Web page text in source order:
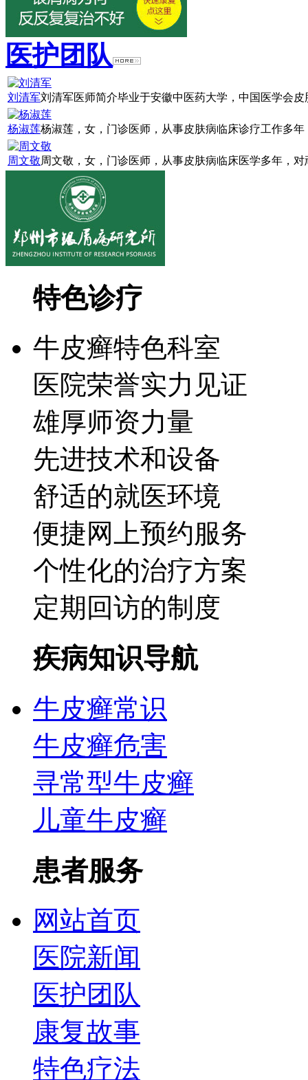
医护团队
刘清军刘清军医师简介毕业于安徽中医药大学，中国医学会
杨淑莲杨淑莲，女，门诊医师，从事皮肤病临床诊疗工作多
周文敬周文敬，女，门诊医师，从事皮肤病临床医学多年，
特色诊疗
牛皮癣特色科室
医院荣誉实力见证
雄厚师资力量
先进技术和设备
舒适的就医环境
便捷网上预约服务
个性化的治疗方案
定期回访的制度
疾病知识导航
牛皮癣常识
牛皮癣危害
寻常型牛皮癣
儿童牛皮癣
患者服务
网站首页
医院新闻
医护团队
康复故事
特色疗法